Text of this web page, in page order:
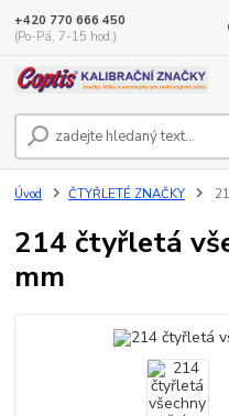
+420 770 666 450
(Po-Pá, 7-15 hod.)
Úvod ČTYŘLETÉ ZNAČKY
214 čtyřletá
mm